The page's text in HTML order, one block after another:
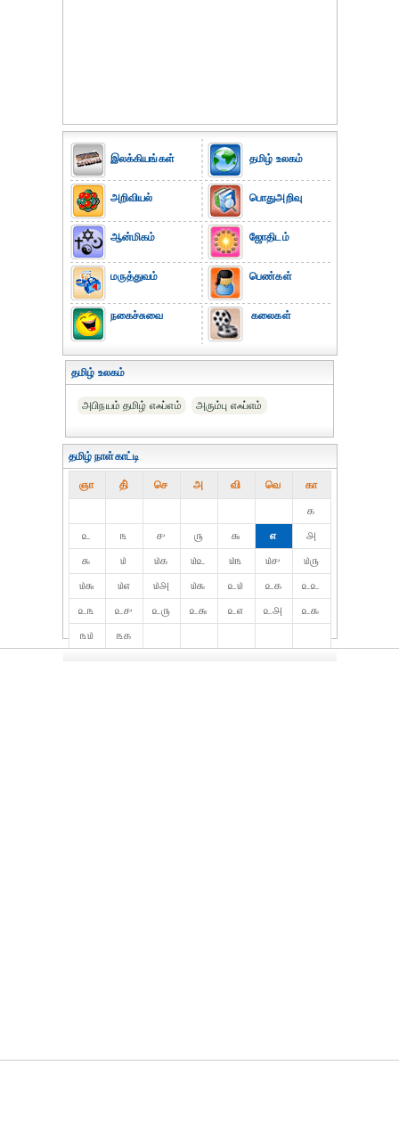
இலக்கியங்கள்
அறிவியல்
ஆன்மிகம்
மருத்துவம்
நகைச்சுவை
தமிழ் உலகம்
பொதுஅறிவு
ஜோதிடம்
பெண்கள்
கலைகள்
தமிழ் உலகம்
அபிநயம் தமிழ் எஃப்எம் அரும்பு எஃப்எம்
தமிழ் நாள்காட்டி
ஞா தி் செ அ வி வெ கா
௧
௨
௩ ௪ ௫ ௬ ௭
௮
௯
௰ ௰௧ ௰௨ ௰௩ ௰௪
௰௫
௰௬
௰௭ ௰௮ ௰௯ ௨௰ ௨௧
௨௨
௨௩
௨௪ ௨௫ ௨௬ ௨௭ ௨௮
௨௯
௩௰
௩௧